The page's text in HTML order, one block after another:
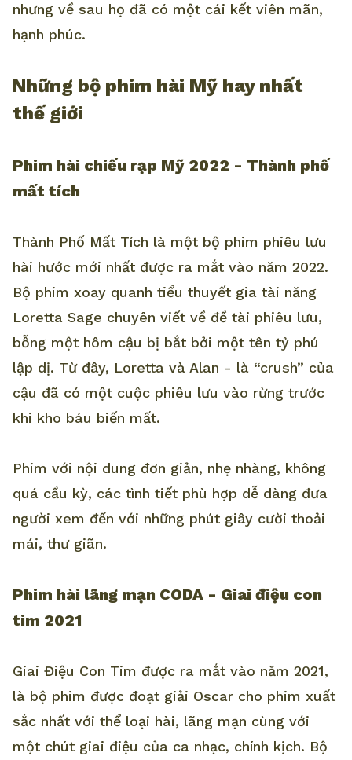
nhưng về sau họ đã có một cái kết viên mãn,
hạnh phúc.
Những bộ phim hài Mỹ hay nhất
thế giới
Phim hài chiếu rạp Mỹ 2022 - Thành phố
mất tích
Thành Phố Mất Tích là một bộ phim phiêu lưu
hài hước mới nhất được ra mắt vào năm 2022.
Bộ phim xoay quanh tiểu thuyết gia tài năng
Loretta Sage chuyên viết về đề tài phiêu lưu,
bỗng một hôm cậu bị bắt bởi một tên tỷ phú
lập dị. Từ đây, Loretta và Alan - là “crush” của
cậu đã có một cuộc phiêu lưu vào rừng trước
khi kho báu biến mất.
Phim với nội dung đơn giản, nhẹ nhàng, không
quá cầu kỳ, các tình tiết phù hợp dễ dàng đưa
người xem đến với những phút giây cười thoải
mái, thư giãn.
Phim hài lãng mạn CODA - Giai điệu con
tim 2021
Giai Điệu Con Tim được ra mắt vào năm 2021,
là bộ phim được đoạt giải Oscar cho phim xuất
sắc nhất với thể loại hài, lãng mạn cùng với
một chút giai điệu của ca nhạc, chính kịch. Bộ